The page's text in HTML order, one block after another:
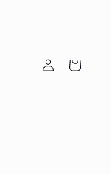
Zaloguj
się
Koszyk